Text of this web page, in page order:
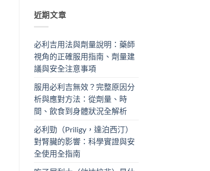
近期文章
必利吉用法與劑量說明：藥師
視角的正確服用指南、劑量建
議與安全注意事項
服用必利吉無效？完整原因分
析與應對方法：從劑量、時
間、飲食到身體狀況全解析
必利勁（Priligy，達泊西汀）
對腎臟的影響：科學實證與安
全使用全指南